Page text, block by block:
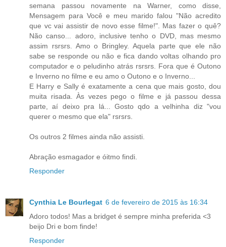
semana passou novamente na Warner, como disse,
Mensagem para Você e meu marido falou "Não acredito
que vc vai assistir de novo esse filme!". Mas fazer o quê?
Não canso... adoro, inclusive tenho o DVD, mas mesmo
assim rsrsrs. Amo o Bringley. Aquela parte que ele não
sabe se responde ou não e fica dando voltas olhando pro
computador e o peludinho atrás rsrsrs. Fora que é Outono
e Inverno no filme e eu amo o Outono e o Inverno...
E Harry e Sally é exatamente a cena que mais gosto, dou
muita risada. Às vezes pego o filme e já passou dessa
parte, aí deixo pra lá... Gosto qdo a velhinha diz "vou
querer o mesmo que ela" rsrsrs.
Os outros 2 filmes ainda não assisti.
Abração esmagador e óitmo findi.
Responder
Cynthia Le Bourlegat 6 de fevereiro de 2015 às 16:34
Adoro todos! Mas a bridget é sempre minha preferida <3
beijo Dri e bom finde!
Responder